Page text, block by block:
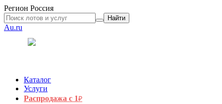
Регион Россия
Найти
Au.ru
Каталог
Услуги
Распродажа с 1₽